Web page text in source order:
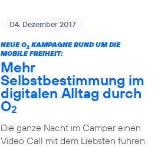
04. Dezember 2017
NEUE O2KAMPAGNE RUND UM DIE
MOBILE FREIHEIT:
Mehr
Selbstbestimmung im
digitalen Alltag durch
O2
Die ganze Nacht im Camper einen
Video Call mit dem Liebsten führen